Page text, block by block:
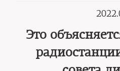
Это